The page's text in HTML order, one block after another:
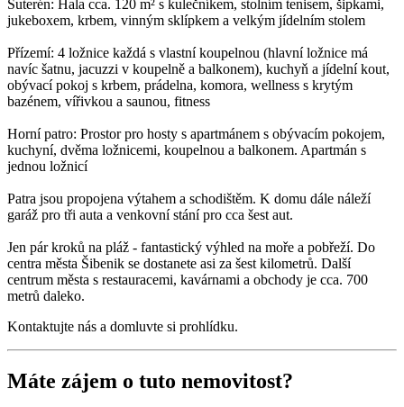
Suterén: Hala cca. 120 m² s kulečníkem, stolním tenisem, šipkami,
jukeboxem, krbem, vinným sklípkem a velkým jídelním stolem
Přízemí: 4 ložnice každá s vlastní koupelnou (hlavní ložnice má
navíc šatnu, jacuzzi v koupelně a balkonem), kuchyň a jídelní kout,
obývací pokoj s krbem, prádelna, komora, wellness s krytým
bazénem, vířivkou a saunou, fitness
Horní patro: Prostor pro hosty s apartmánem s obývacím pokojem,
kuchyní, dvěma ložnicemi, koupelnou a balkonem. Apartmán s
jednou ložnicí
Patra jsou propojena výtahem a schodištěm. K domu dále náleží
garáž pro tři auta a venkovní stání pro cca šest aut.
Jen pár kroků na pláž - fantastický výhled na moře a pobřeží. Do
centra města Šibenik se dostanete asi za šest kilometrů. Další
centrum města s restauracemi, kavárnami a obchody je cca. 700
metrů daleko.
Kontaktujte nás a domluvte si prohlídku.
Máte zájem o tuto nemovitost?